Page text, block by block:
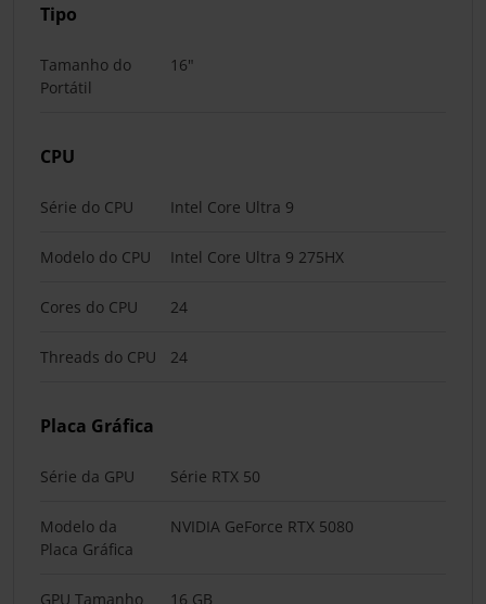
Tipo
Tamanho do
Portátil
16"
CPU
Série do CPU Intel Core Ultra 9
Modelo do CPU Intel Core Ultra 9 275HX
Cores do CPU 24
Threads do CPU 24
Placa Gráfica
Série da GPU Série RTX 50
Modelo da
Placa Gráfica
NVIDIA GeForce RTX 5080
GPU Tamanho
16 GB